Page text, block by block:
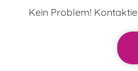
Kein Problem!